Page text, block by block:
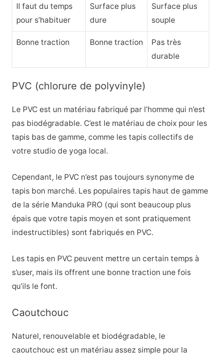
Il faut du temps
pour s’habituer
Surface plus
dure
Surface plus
souple
Bonne traction Bonne traction
Pas très
durable
PVC (chlorure de polyvinyle)
Le PVC est un matériau fabriqué par l’homme qui n’est
pas biodégradable. C’est le matériau de choix pour les
tapis bas de gamme, comme les tapis collectifs de
votre studio de yoga local.
Cependant, le PVC n’est pas toujours synonyme de
tapis bon marché. Les populaires tapis haut de gamme
de la série Manduka PRO (qui sont beaucoup plus
épais que votre tapis moyen et sont pratiquement
indestructibles) sont fabriqués en PVC.
Les tapis en PVC peuvent mettre un certain temps à
s’user, mais ils offrent une bonne traction une fois
qu’ils le font.
Caoutchouc
Naturel, renouvelable et biodégradable, le
caoutchouc est un matériau assez simple pour la